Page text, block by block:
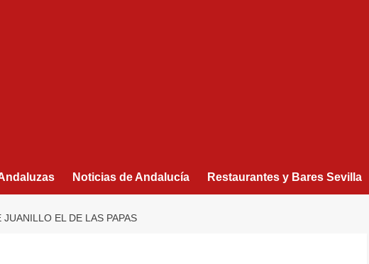
Noticias de Andalucía Restaurantes y Bares Sevilla
EL DE LAS PAPAS